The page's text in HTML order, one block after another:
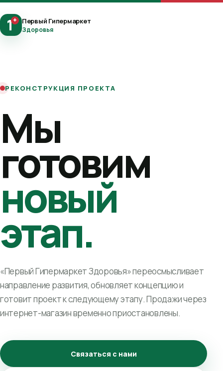
1+ Первый Гипермаркет
Здоровья
РЕКОНСТРУКЦИЯ ПРОЕКТА
Мы
готовим
новый
этап.
«Первый Гипермаркет Здоровья» переосмысливает
направление развития, обновляет концепцию и
готовит проект к следующему этапу. Продажи через
интернет-магазин временно приостановлены.
Связаться с нами